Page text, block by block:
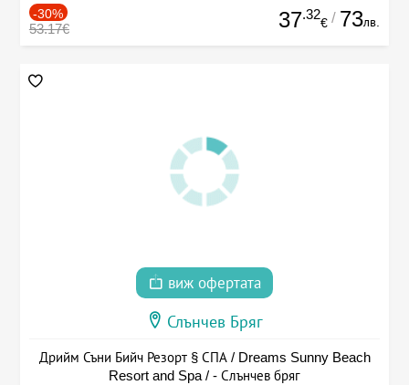
-30%
53.17€ 37.32
€ / 73лв.
виж офертата
Слънчев Бряг
Дрийм Съни Бийч Резорт § СПА / Dreams Sunny Beach
Resort and Spa / - Слънчев бряг